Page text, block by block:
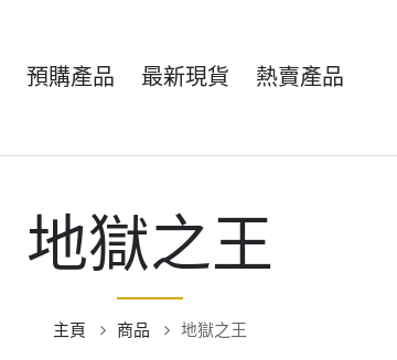
預購產品 最新現貨 熱賣產品
地獄之王
主頁 商品 地獄之王